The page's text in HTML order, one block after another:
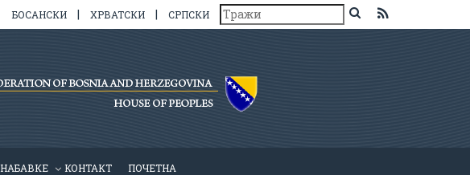
БОСАНСКИ | ХРВАТСКИ | СРПСКИ
HАБАВКЕ КОНТАКТ ПОЧЕТНА